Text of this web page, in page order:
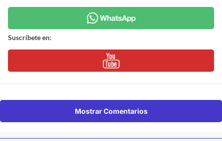
Suscríbete en:
Mostrar Comentarios